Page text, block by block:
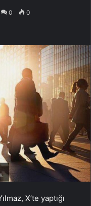
0 0
X’te yaptığı